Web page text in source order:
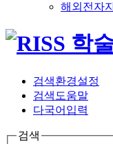
해외전자
검색환경설정
검색도움말
다국어입력
검색